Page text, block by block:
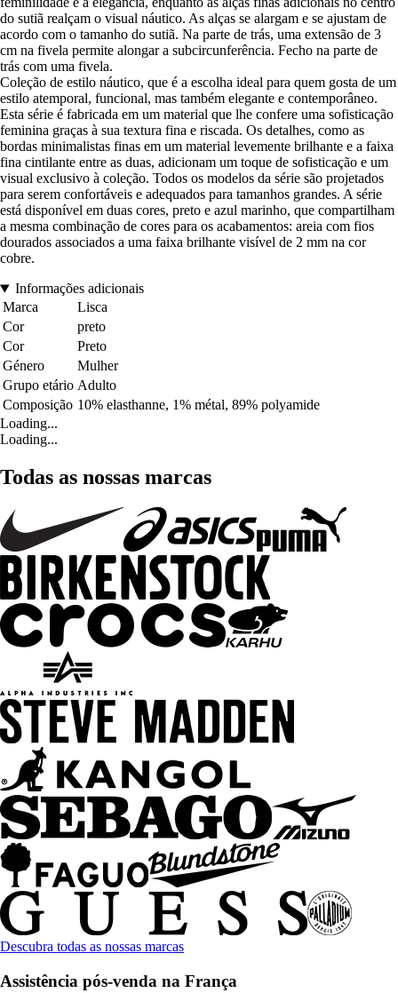
do sutiã realçam o visual náutico. As alças se alargam e se ajustam de
acordo com o tamanho do sutiã. Na parte de trás, uma extensão de 3
cm na fivela permite alongar a subcircunferência. Fecho na parte de
trás com uma fivela.
Coleção de estilo náutico, que é a escolha ideal para quem gosta de um
estilo atemporal, funcional, mas também elegante e contemporâneo.
Esta série é fabricada em um material que lhe confere uma sofisticação
feminina graças à sua textura fina e riscada. Os detalhes, como as
bordas minimalistas finas em um material levemente brilhante e a faixa
fina cintilante entre as duas, adicionam um toque de sofisticação e um
visual exclusivo à coleção. Todos os modelos da série são projetados
para serem confortáveis e adequados para tamanhos grandes. A série
está disponível em duas cores, preto e azul marinho, que compartilham
a mesma combinação de cores para os acabamentos: areia com fios
dourados associados a uma faixa brilhante visível de 2 mm na cor
cobre.
Informações adicionais
Marca
Lisca
Cor
preto
Cor
Preto
Género
Mulher
Grupo etário Adulto
Composição 10% elasthanne, 1% métal, 89% polyamide
Loading...
Loading...
Todas as nossas marcas
Descubra todas as nossas marcas
Assistência pós-venda na França